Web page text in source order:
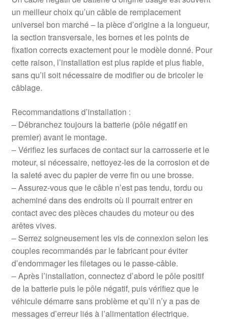
un meilleur choix qu’un câble de remplacement
universel bon marché – la pièce d’origine a la longueur,
la section transversale, les bornes et les points de
fixation corrects exactement pour le modèle donné. Pour
cette raison, l’installation est plus rapide et plus fiable,
sans qu’il soit nécessaire de modifier ou de bricoler le
câblage.
Recommandations d’installation :
– Débranchez toujours la batterie (pôle négatif en
premier) avant le montage.
– Vérifiez les surfaces de contact sur la carrosserie et le
moteur, si nécessaire, nettoyez-les de la corrosion et de
la saleté avec du papier de verre fin ou une brosse.
– Assurez-vous que le câble n’est pas tendu, tordu ou
acheminé dans des endroits où il pourrait entrer en
contact avec des pièces chaudes du moteur ou des
arêtes vives.
– Serrez soigneusement les vis de connexion selon les
couples recommandés par le fabricant pour éviter
d’endommager les filetages ou le passe-câble.
– Après l’installation, connectez d’abord le pôle positif
de la batterie puis le pôle négatif, puis vérifiez que le
véhicule démarre sans problème et qu’il n’y a pas de
messages d’erreur liés à l’alimentation électrique.